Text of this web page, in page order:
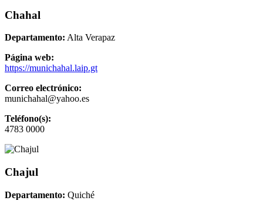
Chahal
Departamento: Alta Verapaz
Página web:
https://munichahal.laip.gt
Correo electrónico:
munichahal@yahoo.es
Teléfono(s):
4783 0000
Chajul
Departamento: Quiché